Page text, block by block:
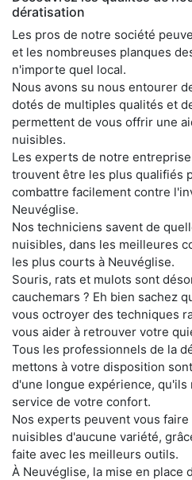
dératisation
Les pros de notre société
et les nombreuses planques
n'importe quel local.
Nous avons su nous entourer
dotés de multiples qualités et
permettent de vous offrir une
nuisibles.
Les experts de notre
trouvent être les plus qualifiés
combattre facilement contre
Neuvéglise.
Nos techniciens savent de
nuisibles, dans les meilleures
les plus courts à Neuvéglise.
Souris, rats et mulots sont
cauchemars ? Eh bien sachez
vous octroyer des techniques
vous aider à retrouver votre
Tous les professionnels de la
mettons à votre disposition
d'une longue expérience, qu'ils
service de votre confort.
Nos experts peuvent vous
nuisibles d'aucune variété,
faite avec les meilleurs outils.
À Neuvéglise, la mise en place